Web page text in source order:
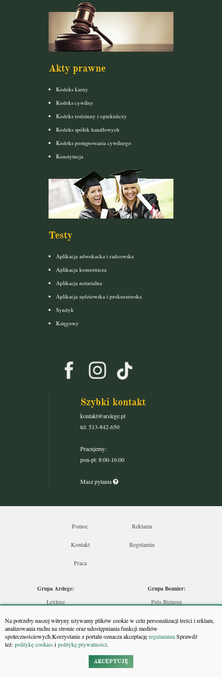
Na potrzeby naszej witryny używamy plików cookie w celu personalizacji treści i reklam,
analizowania ruchu na stronie oraz udostępniania funkcji mediów
społecznościowych.Korzystanie z portalu oznacza akceptacjęregulaminu.Sprawdź
też: politykę cookiesi politykę prywatności.
AKCEPTUJĘ
Akty prawne
Kodeks karny
Kodeks cywilny
Kodeks rodzinny i opiekuńczy
Kodeks spółek handlowych
Kodeks postępowania cywilnego
Konstytucja
Testy
Aplikacja adwokacka i radcowska
Aplikacja komornicza
Aplikacja notarialna
Aplikacja sędziowska i prokuratorska
Syndyk
Księgowy
Szybki kontakt
kontakt@arslege.pl
tel. 513-842-650
Pracujemy:
pon-pt: 8:00-16:00
Masz pytania
Pomoc Reklama
Kontakt Regulamin
Praca
Grupa Arslege:
Lexlege
Skarbowcy
Urzędnik
Rzeczoznawca
Grupa Bonnier:
Puls Biznesu
Puls Medycyny
Monitor Firm